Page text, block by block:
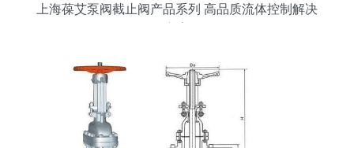
上海葆艾泵阀截止阀产品系列 高品质流体控制解决